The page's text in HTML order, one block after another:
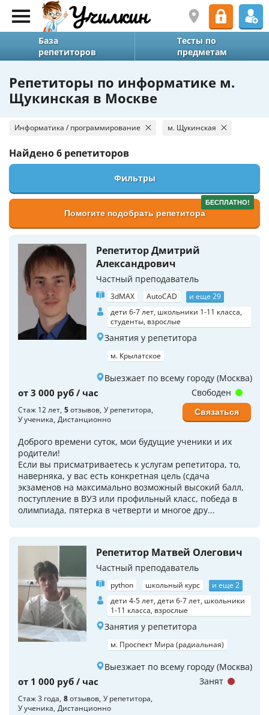
База
репетиторов
Тесты по
предметам
Репетиторы по информатике м.
Щукинская в Москве
Информатика / программирование м. Щукинская
Найдено6 репетиторов
Фильтры
БЕСПЛАТНО!
Помогите подобрать репетитора
Репетитор Дмитрий
Александрович
Частный преподаватель
3dMAX AutoCAD
и еще 29
дети 6-7 лет, школьники 1-11 класса,
студенты, взрослые
Занятия у репетитора
м. Крылатское
Выезжает по всему городу (Москва)
от 3 000 руб / час
Стаж 12 лет 5отзывов У репетитора
У ученика Дистанционно
Доброго времени суток, мои будущие ученики и их
родители!
Если вы присматриваетесь к услугам репетитора, то,
наверняка, у вас есть конкретная цель (сдача
экзаменов на максимально возможный высокий балл,
поступление в ВУЗ или профильный класс, победа в
олимпиада, пятерка в четверти и многое дру...
Свободен
Связаться
Репетитор Матвей Олегович
Частный преподаватель
python школьный курс
и еще 2
дети 4-5 лет, дети 6-7 лет, школьники
1-11 класса, взрослые
Занятия у репетитора
м. Проспект Мира (радиальная)
Выезжает по всему городу (Москва)
от 1 000 руб / час
Стаж 3 года 8отзывов У репетитора
У ученика Дистанционно
Занят